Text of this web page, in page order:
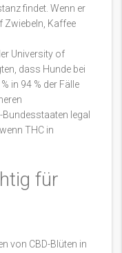
findet. Wenn er
Zwiebeln, Kaffee
University of
dass Hunde bei
in 94 % der Fälle
legal
THC in
für
von CBD-Blüten in